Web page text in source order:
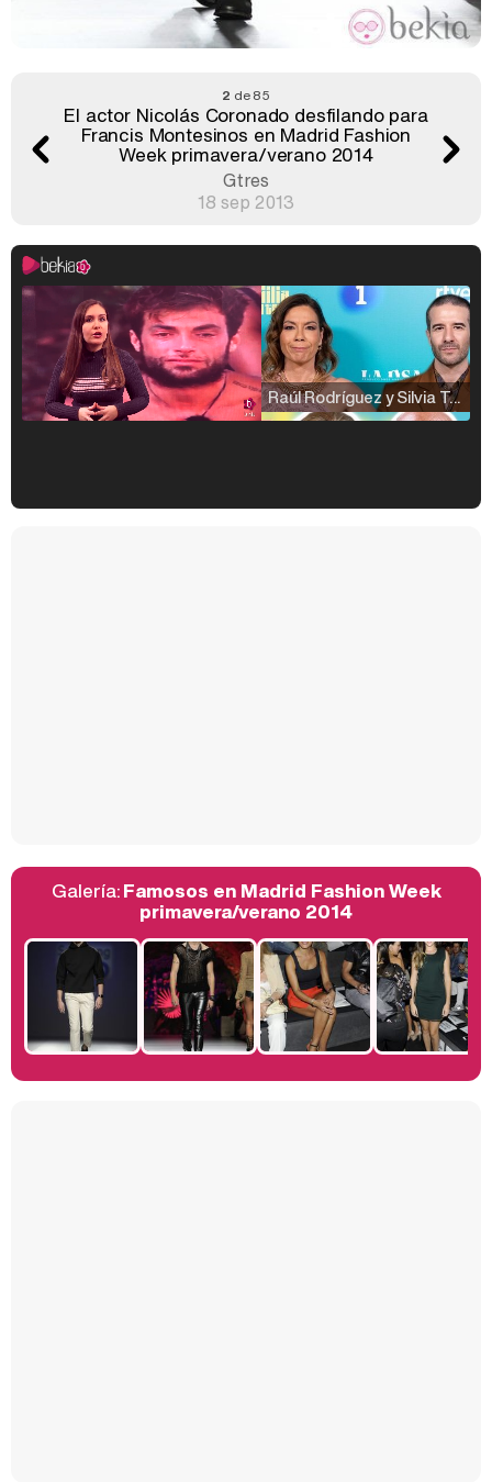
2 de 85
El actor Nicolás Coronado desfilando para
Francis Montesinos en Madrid Fashion
Week primavera/verano 2014
Gtres
18 sep 2013
Raúl Rodríguez y Silvia Taulés nos cuentan su papel en 'La familia de la tele'
Manu Baqueiro: "Tuve como referente a Bruce Willis en 'Luz de Luna' para mi trabajo en la serie 'Perdiendo el juicio'"
Galería:Famosos en Madrid Fashion Week
primavera/verano 2014